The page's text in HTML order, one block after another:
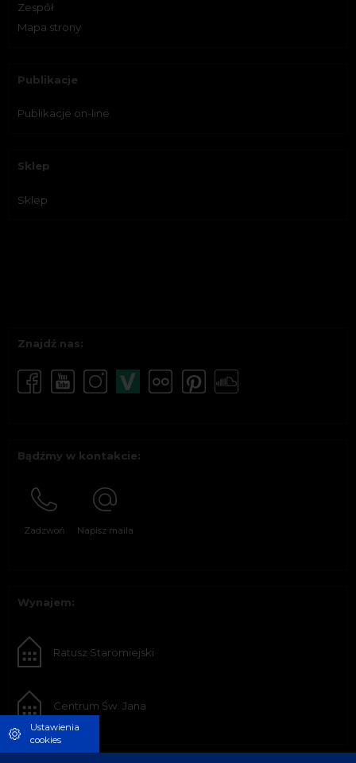
Zespół
Mapa strony
Publikacje
Publikacje on-line
Sklep
Sklep
Znajdź nas:
Bądźmy w kontakcie:
Zadzwoń Napisz maila
Wynajem:
Ratusz Staromiejski
Centrum Św. Jana
Ustawienia
cookies